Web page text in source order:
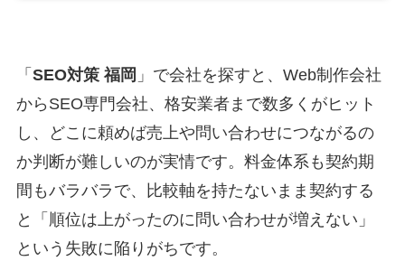
「 SEO対策 福岡 」で会社を探すと、Web制作会社
からSEO専門会社、格安業者まで数多くがヒット
し、どこに頼めば売上や問い合わせにつながるの
か判断が難しいのが実情です。料金体系も契約期
間もバラバラで、比較軸を持たないまま契約する
と「順位は上がったのに問い合わせが増えない」
という失敗に陥りがちです。